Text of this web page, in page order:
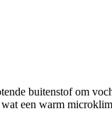
buitenstof om
een warm